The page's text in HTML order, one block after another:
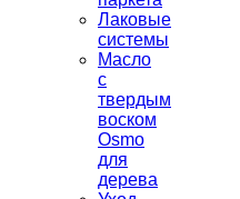
Лаковые
системы
Масло
с
твердым
воском
Osmo
для
дерева